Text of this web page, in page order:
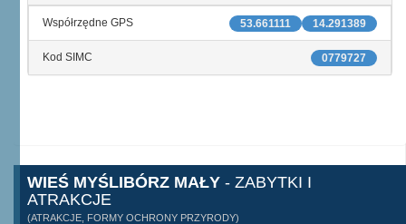
14.291389
53.661111
Współrzędne GPS
0779727
Kod SIMC
WIEŚ MYŚLIBÓRZ MAŁY - ZABYTKI I
ATRAKCJE
(ATRAKCJE, FORMY OCHRONY PRZYRODY)